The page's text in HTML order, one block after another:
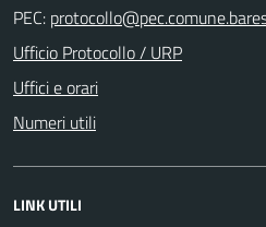
PEC:
Ufficio Protocollo / URP
Uffici e orari
Numeri utili
LINK UTILI